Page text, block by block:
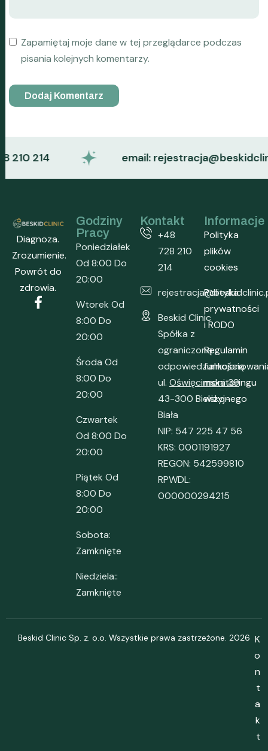
Zapamiętaj moje dane w tej przeglądarce podczas
pisania kolejnych komentarzy.
214 email:
Diagnoza.
Zrozumienie.
Powrót do
zdrowia.
Godziny
Pracy
Poniedziałek
Od 8:00 Do
20:00
Wtorek Od
8:00 Do
20:00
Środa Od
8:00 Do
20:00
Czwartek
Od 8:00 Do
20:00
Piątek Od
8:00 Do
20:00
Sobota:
Zamknięte
Niedziela::
Zamknięte
Kontakt
+48
728 210
214
Beskid Clinic
Spółka z
ograniczoną
odpowiedzialnością
ul. Oświęcimska 39
43-300 Bielsko-
Biała
NIP: 547 225 47 56
KRS: 0001191927
REGON: 542599810
RPWDL:
000000294215
Informacje
Polityka
plików
cookies
Polityka
prywatności
i RODO
Regulamin
monitoringu
wizyjnego
Beskid Clinic Sp. z. o.o. Wszystkie prawa zastrzeżone. 2026 K
o
n
t
a
k
t